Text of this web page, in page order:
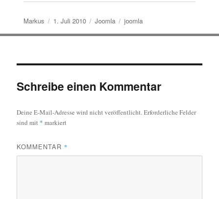
Autor
Markus
Veröffentlicht
1. Juli 2010 Kategorien
Joomla Schlagwörter
joomla
Schreibe einen Kommentar
Deine E-Mail-Adresse wird nicht veröffentlicht.Erforderliche Felder
sind mit * markiert
KOMMENTAR *